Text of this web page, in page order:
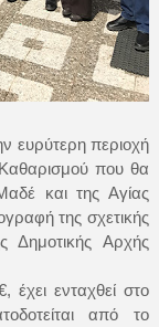
ευρύτερη περιοχή
που θα
και της Αγίας
της σχετικής
Δημοτικής Αρχής
έχει ενταχθείστο
από το